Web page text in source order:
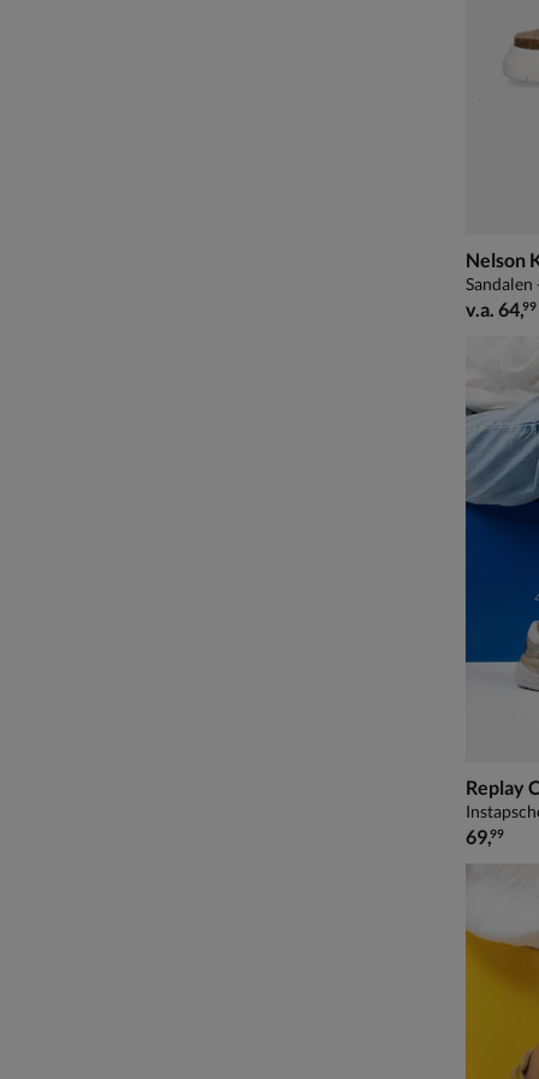
Nelson
Sandalen
vanaf €
v.a. 64,99
Replay
€ 69,99
69,99